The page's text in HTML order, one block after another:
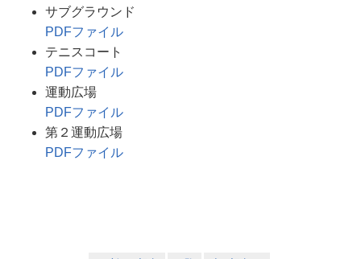
サブグラウンド
PDFファイル
テニスコート
PDFファイル
運動広場
PDFファイル
第２運動広場
PDFファイル